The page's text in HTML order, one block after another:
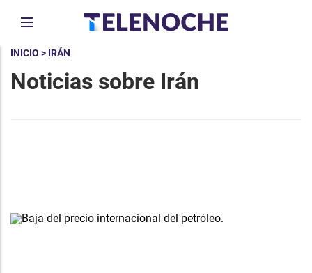
INICIO > IRÁN
Noticias sobre Irán